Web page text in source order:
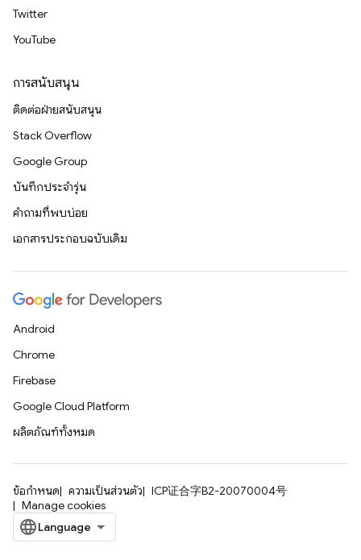
Twitter
YouTube
การสนับสนุน
ติดต่อฝ่ายสนับสนุน
Stack Overflow
Google Group
บันทึกประจำรุ่น
คำถามที่พบบ่อย
เอกสารประกอบฉบับเดิม
Android
Chrome
Firebase
Google Cloud Platform
ผลิตภัณฑ์ทั้งหมด
ข้อกำหนด ความเป็นส่วนตัว
ICP证合字B2-20070004号
Manage cookies